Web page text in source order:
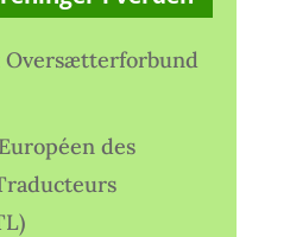
Oversætterforbund
des